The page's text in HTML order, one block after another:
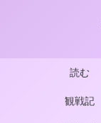
読む
観戦記